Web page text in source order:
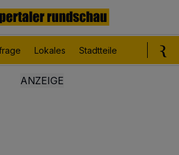
Lokales Stadtteile